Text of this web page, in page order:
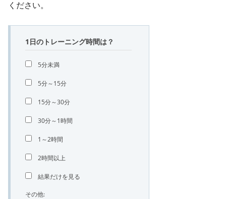
ください。
1日のトレーニング時間は？
5分未満
5分～15分
15分～30分
30分～1時間
1～2時間
2時間以上
結果だけを見る
その他: